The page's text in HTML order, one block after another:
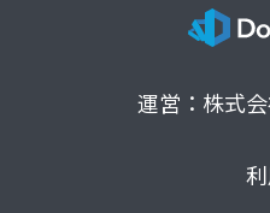
運営：株式